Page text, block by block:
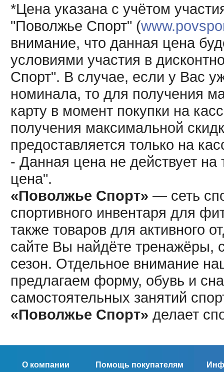
*Цена указана с учётом
"Поволжье Спорт" (
внимание, что данная цена
условиями участия в
Спорт". В случае, если у Вас
номинала, то для получения
карту в момент покупки на
получения максимальной
предоставляется только на
- Данная цена не действует
цена".
«Поволжье Спорт» — сеть
спортивного инвентаря для
также товаров для активного
сайте Вы найдёте тренажёры,
сезон. Отдельное внимание
предлагаем форму, обувь и
самостоятельных занятий
«Поволжье Спорт» делает
О компании Помощь покупателям